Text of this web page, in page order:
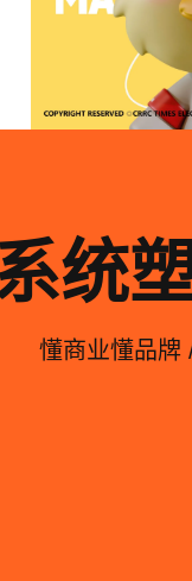
统
懂商业懂品牌